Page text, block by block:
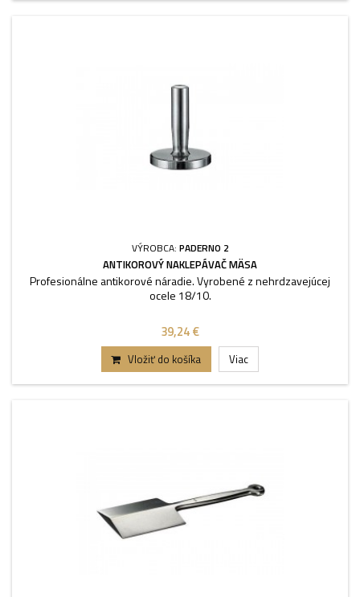
VÝROBCA: PADERNO 2
ANTIKOROVÝ NAKLEPÁVAČ MÄSA
Profesionálne antikorové náradie. Vyrobené z nehrdzavejúcej
ocele 18/10.
39,24 €
Vložiť do košíka Viac